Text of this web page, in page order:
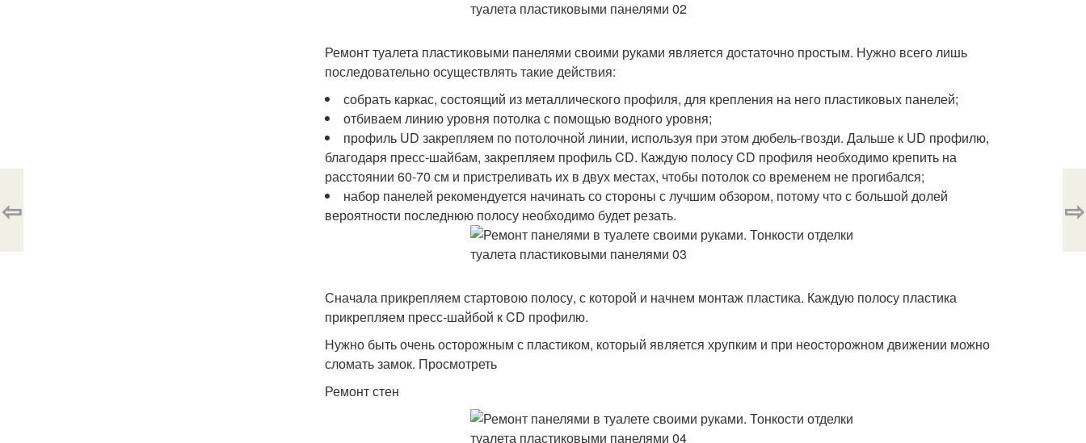
Ремонт туалета пластиковыми панелями своими руками является достаточно простым. Нужно всего лишь
последовательно осуществлять такие действия:
собрать каркас, состоящий из металлического профиля, для крепления на него пластиковых панелей;
отбиваем линию уровня потолка с помощью водного уровня;
профиль UD закрепляем по потолочной линии, используя при этом дюбель-гвозди. Дальше к UD профилю,
благодаря пресс-шайбам, закрепляем профиль CD. Каждую полосу CD профиля необходимо крепить на
расстоянии 60-70 см и пристреливать их в двух местах, чтобы потолок со временем не прогибался;
набор панелей рекомендуется начинать со стороны с лучшим обзором, потому что с большой долей
вероятности последнюю полосу необходимо будет резать.
Сначала прикрепляем стартовою полосу, с которой и начнем монтаж пластика. Каждую полосу пластика
прикрепляем пресс-шайбой к CD профилю.
Нужно быть очень осторожным с пластиком, который является хрупким и при неосторожном движении можно
сломать замок. Просмотреть
Ремонт стен
⇦ ⇨